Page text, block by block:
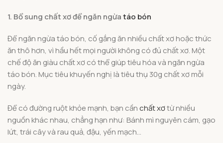
1. Bổ sung chất xơ để ngăn ngừatáo bón
Để ngăn ngừa táo bón, cố gắng ăn nhiều chất xơ hoặc thức
ăn thô hơn, vì hầu hết mọi người không có đủ chất xơ. Một
chế độ ăn giàu chất xơ có thể giúp tiêu hóa và ngăn ngừa
táo bón. Mục tiêu khuyến nghị là tiêu thụ 30g chất xơ mỗi
ngày.
Để có đường ruột khỏe mạnh, bạn cầnchất xơtừ nhiều
nguồn khác nhau, chẳng hạn như: Bánh mì nguyên cám, gạo
lứt, trái cây và rau quả, đậu, yến mạch…